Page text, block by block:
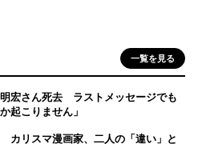
一覧を見る
宏さん死去 ラストメッセージでも
起こりません」
カリスマ漫画家、二人の「違い」と